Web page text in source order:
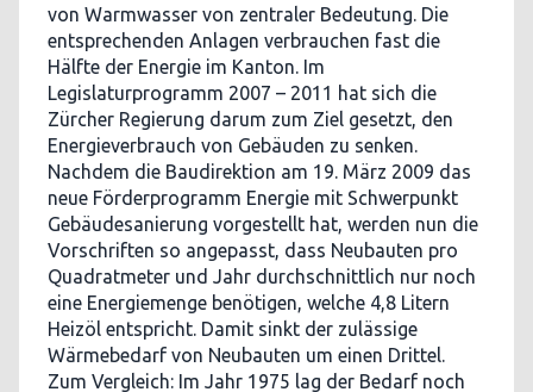
von Warmwasser von zentraler Bedeutung. Die
entsprechenden Anlagen verbrauchen fast die
Hälfte der Energie im Kanton. Im
Legislaturprogramm 2007 – 2011 hat sich die
Zürcher Regierung darum zum Ziel gesetzt, den
Energieverbrauch von Gebäuden zu senken.
Nachdem die Baudirektion am 19. März 2009 das
neue Förderprogramm Energie mit Schwerpunkt
Gebäudesanierung vorgestellt hat, werden nun die
Vorschriften so angepasst, dass Neubauten pro
Quadratmeter und Jahr durchschnittlich nur noch
eine Energiemenge benötigen, welche 4,8 Litern
Heizöl entspricht. Damit sinkt der zulässige
Wärmebedarf von Neubauten um einen Drittel.
Zum Vergleich: Im Jahr 1975 lag der Bedarf noch